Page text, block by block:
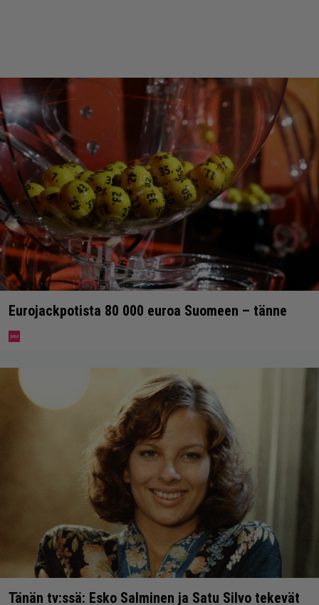
Eurojackpotista 80 000 euroa Suomeen – tänne
Tänän tv:ssä: Esko Salminen ja Satu Silvo tekevät